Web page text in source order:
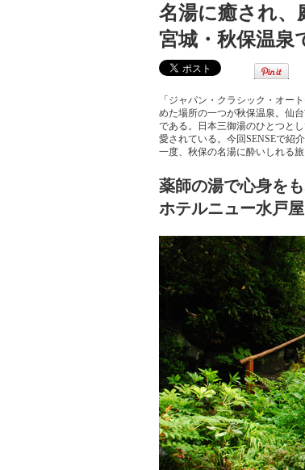
名湯に癒され、
宮城・秋保温泉
「ジャパン・クラシック・オー
めた場所の一つが秋保温泉。仙
である。日本三御湯のひとつと
愛されている。今回SENSEで紹
一度、秋保の名湯に酔いしれる
薬師の湯で心身を
ホテルニュー水戸屋